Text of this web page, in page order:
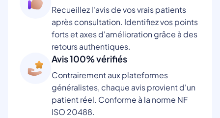
Recueillez l'avis de vos vrais patients
après consultation. Identifiez vos points
forts et axes d'amélioration grâce à des
retours authentiques.
Avis 100% vérifiés
Contrairement aux plateformes
généralistes, chaque avis provient d'un
patient réel. Conforme à la norme NF
ISO 20488.